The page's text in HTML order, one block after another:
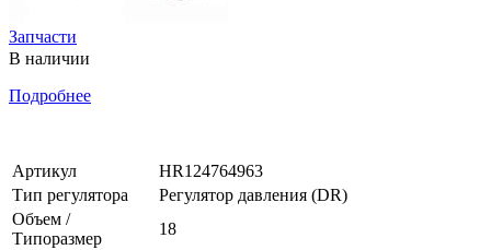
Запчасти
В наличии
Подробнее
Артикул
HR124764963
Тип регулятора
Регулятор давления (DR)
Объем /
Типоразмер
18